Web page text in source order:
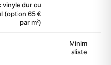
vinyle dur ou
(option 65 €
par m²)
Minim
aliste